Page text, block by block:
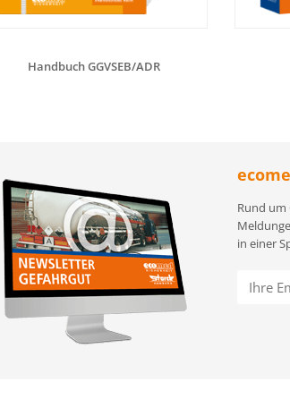
Handbuch GGVSEB/ADR
Rund
in einer